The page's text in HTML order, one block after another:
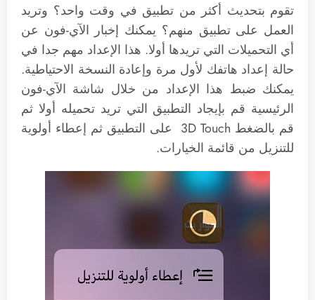
تقوم بتحديث أكثر من تطبيق في وقت واحد؟ وتريد
العمل على تطبيق منهم؟ يمكنك إخبار الآي-فون عن
أي التحميلات التي تريدها أولا. هذا الإعداد مهم جدا في
حالة إعداد هاتفك لأول مرة وإعادة النسخة الاحتياطية.
يمكنك ضبط هذا الإعداد من خلال شاشة الآي-فون
الرئيسية قم بإيجاد التطبيق التي تريد تحميله أولا ثم
قم بالضغط 3D Touch على التطبيق ثم إعطاء أولوية
للتنزيل من قائمة الخيارات.